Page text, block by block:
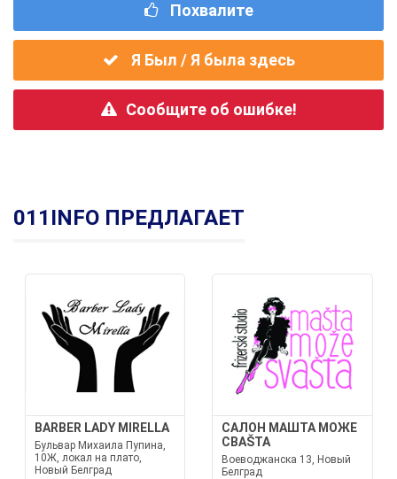
Похвалите
Я Был / Я была здесь
Сообщите об ошибке!
011INFO ПРЕДЛАГАЕТ
BARBER LADY MIRELLA
Бульвар Михаила Пупина,
10Ж, локал на плато,
Новый Белград
САЛОН МАШТА МОЖЕ
СВАŠТА
Воеводжанска 13, Новый
Белград